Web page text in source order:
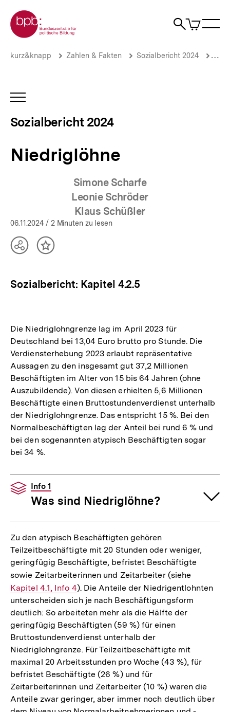
zum
Seiteninhalt
springen
Zur Startseite der bpb
Suche
Artikel
im
Niedriglöhne
bpb.de
Brotkrümelnavigation
Pfadnavigation
kurz&knapp Zahlen & Fakten Sozialbericht 2024
INHALTSNAVIGATION
Sozialbericht 2024
Niedriglöhne
Simone Scharfe
Leonie Schröder
Klaus Schüßler
06.11.2024 / 2 Minuten zu lesen
TeilenInhalt
Sozialbericht: Kapitel 4.2.5
Die Niedriglohngrenze lag im April 2023 für
Deutschland bei 13,04 Euro brutto pro Stunde. Die
Verdiensterhebung 2023 erlaubt repräsentative
Aussagen zu den insgesamt gut 37,2 Millionen
Beschäftigten im Alter von 15 bis 64 Jahren (ohne
Auszubildende). Von diesen erhielten 5,6 Millionen
Beschäftigte einen Bruttostundenverdienst unterhalb
der Niedriglohngrenze. Das entspricht 15 %. Bei den
Normalbeschäftigten lag der Anteil bei rund 6 % und
bei den sogenannten atypisch Beschäftigten sogar
bei 34 %.
Info 1
Was sind Niedriglöhne?
Zu den atypisch Beschäftigten gehören
Teilzeitbeschäftigte mit 20 Stunden oder weniger,
geringfügig Beschäftigte, befristet Beschäftigte
sowie Zeitarbeiterinnen und Zeitarbeiter (siehe
Link:
Kapitel 4.1, Info 4). Die Anteile der Niedrigentlohnten
unterscheiden sich je nach Beschäftigungsform
deutlich: So arbeiteten mehr als die Hälfte der
geringfügig Beschäftigten (59 %) für einen
Bruttostundenverdienst unterhalb der
Niedriglohngrenze. Für Teilzeitbeschäftigte mit
maximal 20 Arbeitsstunden pro Woche (43 %), für
befristet Beschäftigte (26 %) und für
Zeitarbeiterinnen und Zeitarbeiter (10 %) waren die
Anteile zwar geringer, aber immer noch deutlich über